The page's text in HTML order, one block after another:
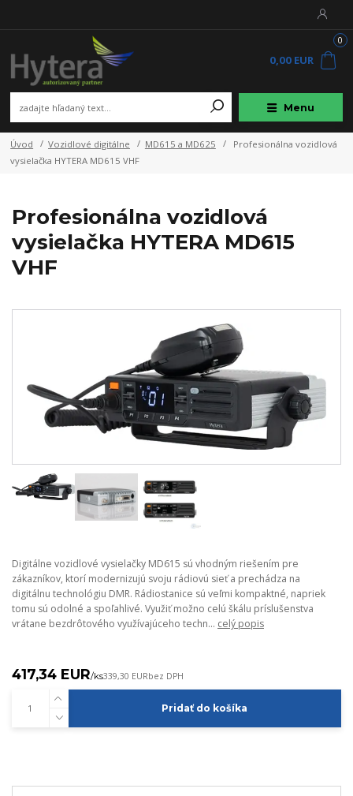
Menu
0
0,00 EUR
Úvod Vozidlové digitálne MD615 a MD625
Profesionálna vozidlová
vysielačka HYTERA MD615 VHF
Profesionálna vozidlová
vysielačka HYTERA MD615
VHF
Digitálne vozidlové vysielačky MD615 sú vhodným riešením pre
zákazníkov, ktorí modernizujú svoju rádiovú sieť a prechádza na
digitálnu technológiu DMR. Rádiostanice sú veľmi kompaktné, napriek
tomu sú odolné a spoľahlivé. Využiť možno celú škálu príslušenstva
vrátane bezdrôtového využívajúceho techn... celý popis
417,34 EUR/ks339,30 EURbez DPH
Pridať do košíka